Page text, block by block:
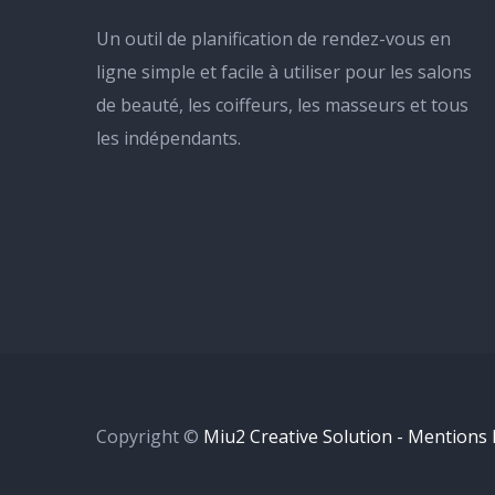
Un outil de planification de rendez-vous en
ligne simple et facile à utiliser pour les salons
de beauté, les coiffeurs, les masseurs et tous
les indépendants.
Copyright © Miu2 Creative Solution - Mentions